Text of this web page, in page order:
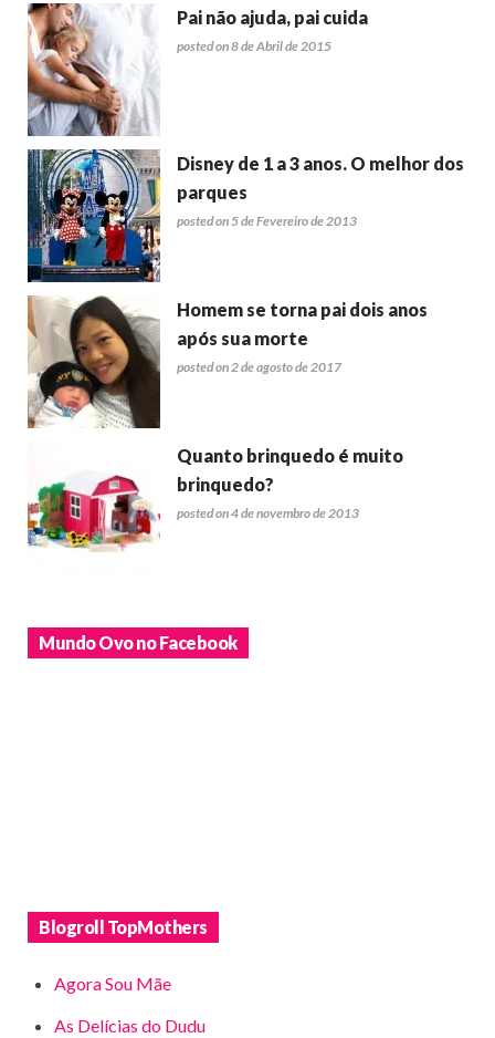
Pai não ajuda, pai cuida
posted on 8 de Abril de 2015
Disney de 1 a 3 anos. O melhor dos
parques
posted on 5 de Fevereiro de 2013
Homem se torna pai dois anos
após sua morte
posted on 2 de agosto de 2017
Quanto brinquedo é muito
brinquedo?
posted on 4 de novembro de 2013
Mundo Ovo no Facebook
Blogroll TopMothers
Agora Sou Mãe
As Delícias do Dudu